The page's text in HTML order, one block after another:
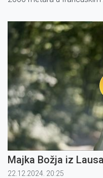
Majka Božja iz Lausa
22.12.2024. 20:25